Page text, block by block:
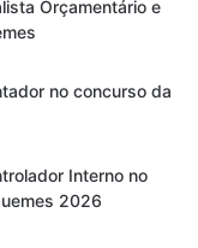
Orçamentário e
no concurso da
Interno no
2026